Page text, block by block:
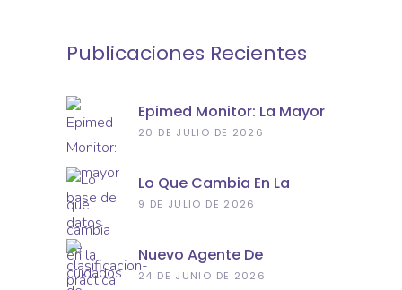
Publicaciones Recientes
Epimed Monitor: La Mayor
Base De Datos De
De Ingresos Hospitalarios
20 DE JULIO DE 2026
Lo Que Cambia En La
Práctica Del Profesional De
9 DE JULIO DE 2026
Nuevo Agente De
Clasificación De
24 DE JUNIO DE 2026